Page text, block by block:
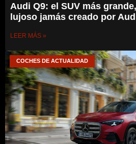
Audi Q9: el SUV más
lujoso jamás creado por
LEER MÁS »
COCHES DE ACTUALIDAD